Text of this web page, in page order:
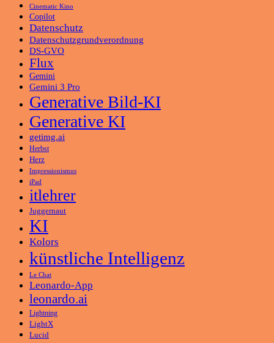
Cinematic Kino
Copilot
Datenschutz
Datenschutzgrundverordnung
DS-GVO
Flux
Gemini
Gemini 3 Pro
Generative Bild-KI
Generative KI
getimg.ai
Herbst
Herz
Impressionismus
iPad
itlehrer
Juggernaut
KI
Kolors
künstliche Intelligenz
Le Chat
Leonardo-App
leonardo.ai
Lightning
LightX
Lucid